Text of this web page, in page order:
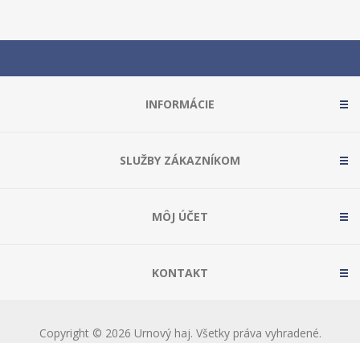
INFORMÁCIE
SLUŽBY ZÁKAZNÍKOM
MÔJ ÚČET
KONTAKT
Copyright © 2026 Urnový haj. Všetky práva vyhradené.